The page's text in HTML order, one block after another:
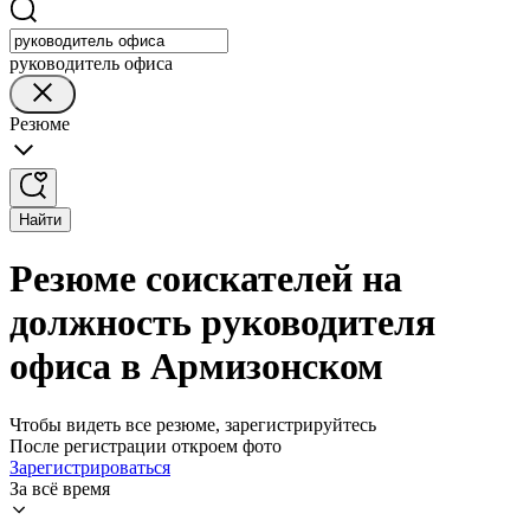
руководитель офиса
Резюме
Найти
Резюме соискателей на
должность руководителя
офиса в Армизонском
Чтобы видеть все резюме, зарегистрируйтесь
После регистрации откроем фото
Зарегистрироваться
За всё время